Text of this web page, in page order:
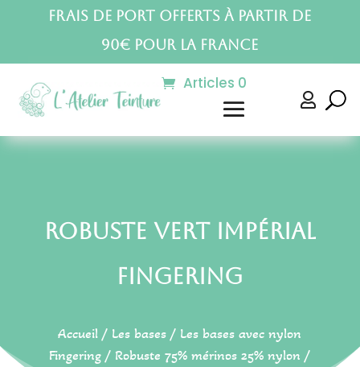
Frais de port offerts à partir de
90€ pour la France
Articles 0

Robuste Vert Impérial
Fingering
Accueil / Les bases / Les bases avec nylon
Fingering / Robuste 75% mérinos 25% nylon /